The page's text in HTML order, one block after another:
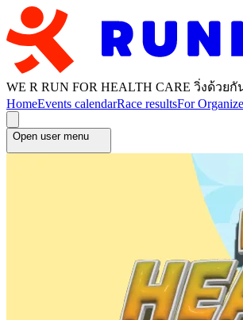
WE R RUN FOR HEALTH CARE วิ่งด้วย
HomeEvents calendarRace resultsFor
Open user menu